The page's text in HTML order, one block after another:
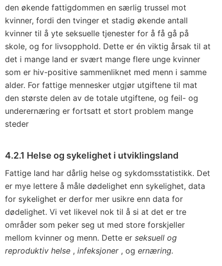
den økende fattigdommen en særlig trussel mot
kvinner, fordi den tvinger et stadig økende antall
kvinner til å yte seksuelle tjenester for å få gå på
skole, og for livsopphold. Dette er én viktig årsak til at
det i mange land er svært mange flere unge kvinner
som er hiv-positive sammenliknet med menn i samme
alder. For fattige mennesker utgjør utgiftene til mat
den største delen av de totale utgiftene, og feil- og
underernæring er fortsatt et stort problem mange
steder
4.2.1 Helse og sykelighet i utviklingsland
Fattige land har dårlig helse og sykdomsstatistikk. Det
er mye lettere å måle dødelighet enn sykelighet, data
for sykelighet er derfor mer usikre enn data for
dødelighet. Vi vet likevel nok til å si at det er tre
områder som peker seg ut med store forskjeller
mellom kvinner og menn. Dette er seksuell og
reproduktiv helse , infeksjoner, og ernæring.